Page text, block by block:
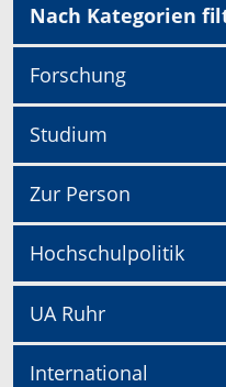
Nach Kategorien
Forschung
Studium
Zur Person
Hochschulpolitik
UA Ruhr
International